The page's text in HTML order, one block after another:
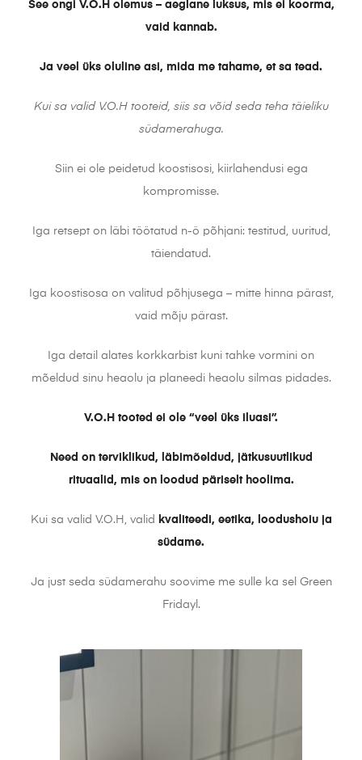
See ongi V.O.H olemus – aeglane luksus, mis ei koorma,
vaid kannab.
Ja veel üks oluline asi, mida me tahame, et sa tead.
Kui sa valid V.O.H tooteid, siis sa võid seda teha täieliku
südamerahuga.
Siin ei ole peidetud koostisosi, kiirlahendusi ega
kompromisse.
Iga retsept on läbi töötatud n-ö põhjani: testitud, uuritud,
täiendatud.
Iga koostisosa on valitud põhjusega – mitte hinna pärast,
vaid mõju pärast.
Iga detail alates korkkarbist kuni tahke vormini on
mõeldud sinu heaolu ja planeedi heaolu silmas pidades.
V.O.H tooted ei ole “veel üks iluasi”.
Need on terviklikud, läbimõeldud, jätkusuutlikud
rituaalid, mis on loodud päriselt hoolima.
Kui sa valid V.O.H, valid
kvaliteedi, eetika, loodushoiu ja
südame.
Ja just seda südamerahu soovime me sulle ka sel Green
Fridayl.